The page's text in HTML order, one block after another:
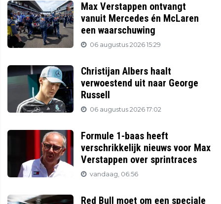
Max Verstappen ontvangt
vanuit Mercedes én McLaren
een waarschuwing
06 augustus 2026 15:29
Christijan Albers haalt
verwoestend uit naar George
Russell
06 augustus 2026 17:02
Formule 1-baas heeft
verschrikkelijk nieuws voor Max
Verstappen over sprintraces
vandaag, 06:56
Red Bull moet om een speciale